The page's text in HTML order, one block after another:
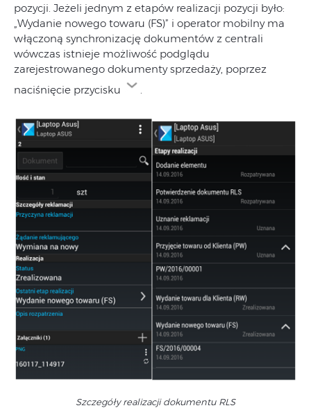
pozycji. Jeżeli jednym z etapów realizacji pozycji było:
„Wydanie nowego towaru (FS)” i operator mobilny ma
włączoną synchronizację dokumentów z centrali
wówczas istnieje możliwość podglądu
zarejestrowanego dokumenty sprzedaży, poprzez
naciśnięcie przycisku
Szczegóły realizacji dokumentu RLS